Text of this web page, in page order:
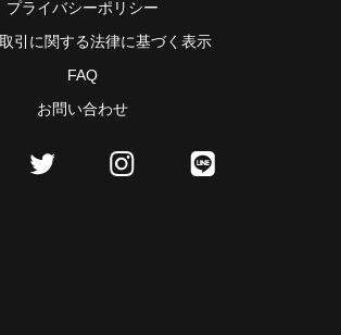
プライバシーポリシー
引に関する法律に基づく表示
FAQ
お問い合わせ